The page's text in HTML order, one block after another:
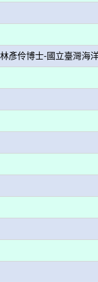
彥伶博士-國立臺灣海